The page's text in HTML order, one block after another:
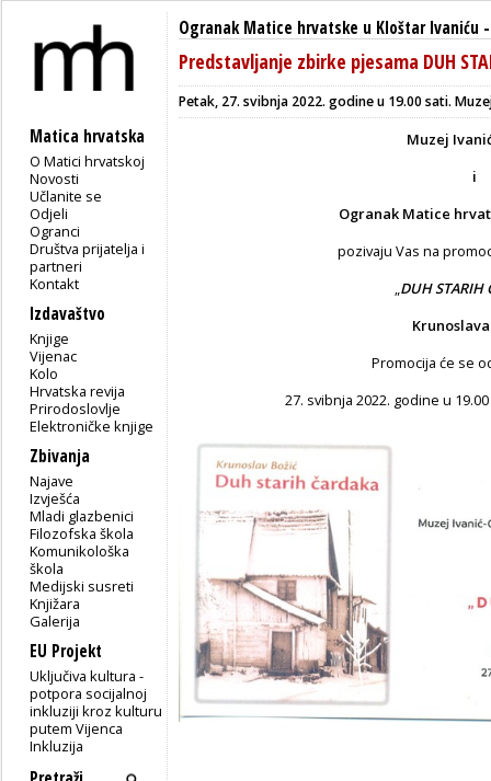
Matica hrvatska
O Matici hrvatskoj
Novosti
Učlanite se
Odjeli
Ogranci
Društva prijatelja i
partneri
Kontakt
Izdavaštvo
Knjige
Vijenac
Kolo
Hrvatska revija
Prirodoslovlje
Elektroničke knjige
Zbivanja
Najave
Izvješća
Mladi glazbenici
Filozofska škola
Komunikološka
škola
Medijski susreti
Knjižara
Galerija
EU Projekt
Uključiva kultura -
potpora socijalnoj
inkluziji kroz kulturu
putem Vijenca
Inkluzija
Ogranak Matice hrvatske u Kloštar Ivaniću
Predstavljanje zbirke pjesama DUH
Petak, 27. svibnja 2022. godine u 19.00 sati.
Muzej
i
Ogranak Matice
pozivaju Vas na
„DUH STARIH
Promocija će se
27. svibnja 2022. godine u